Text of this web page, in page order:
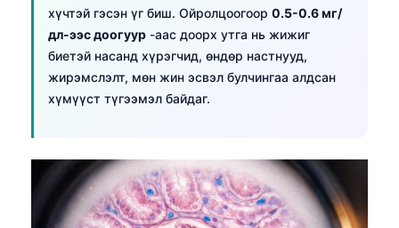
хүчтэй гэсэн үг биш. Ойролцоогоор 0.5-0.6 мг/
дл-ээс доогуур -аас доорх утга нь жижиг
биетэй насанд хүрэгчид, өндөр настнууд,
жирэмслэлт, мөн жин эсвэл булчингаа алдсан
хүмүүст түгээмэл байдаг.
Türkçe
Română
简体中文
Български
Dansk
Nederlands
हिन्दी